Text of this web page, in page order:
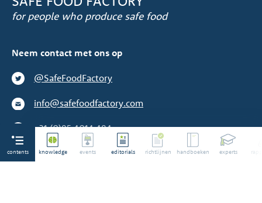
contents knowledge events editorials richtlijnen handboeken experts
for people who produce safe food
Neem contact met ons op
@SafeFoodFactory
info@safefoodfactory.com
+31 (0)85 4014 484
We zijn geen toeleverancier